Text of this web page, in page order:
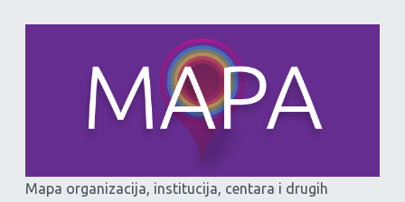
Mapa organizacija, institucija, centara i drugih